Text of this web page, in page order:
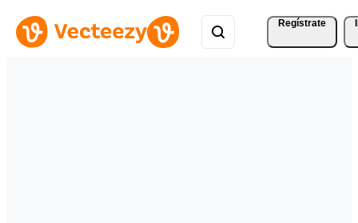
Regístrate